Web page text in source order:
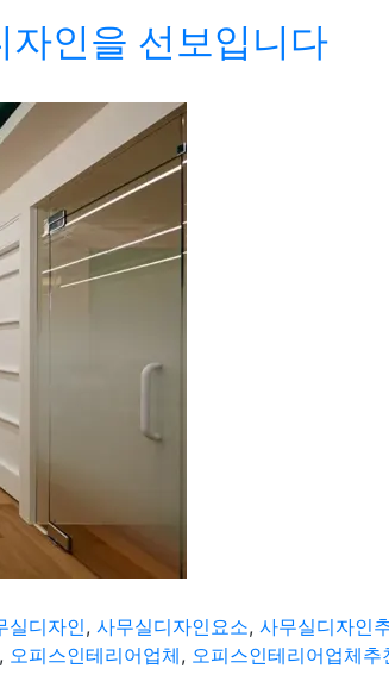
인을 선보입니다
실디자인, 사무실디자인요소, 사무실디자인
, 오피스인테리어업체, 오피스인테리어업체추